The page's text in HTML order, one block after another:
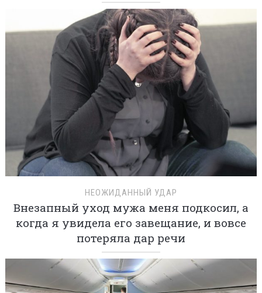
НЕОЖИДАННЫЙ УДАР
Внезапный уход мужа меня подкосил, а
когда я увидела его завещание, и вовсе
потеряла дар речи